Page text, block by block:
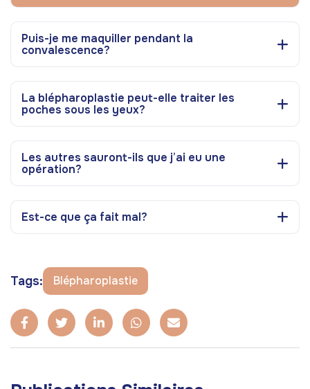
Puis-je me maquiller pendant la
convalescence?
La blépharoplastie peut-elle traiter les
poches sous les yeux?
Les autres sauront-ils que j’ai eu une
opération?
Est-ce que ça fait mal?
Tags: Blépharoplastie